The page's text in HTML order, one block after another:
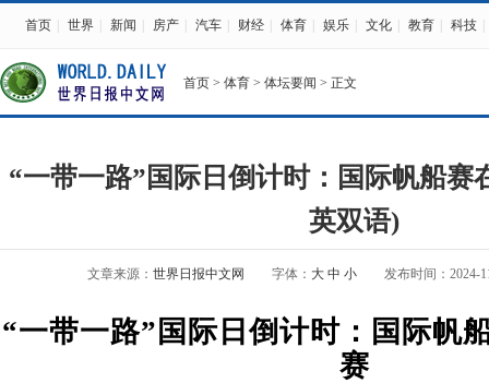
首页 世界 新闻 房产 汽车 财经 体育 娱乐 文化 教育 科技
首页 > 体育 > 体坛要闻 > 正文
“一带一路”国际日倒计时：国际帆船赛
英双语)
文章来源： 世界日报中文网 字体： 大 中 小 发布时间：2024-
“一带一路”国际日倒计时：国际帆
赛